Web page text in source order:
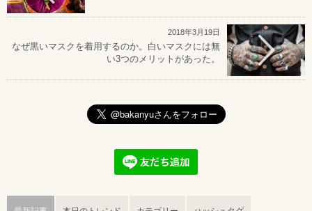
2018年3月19日
なぜ黒いマスクを着用するのか。白いマスクには無
い3つのメリットがあった。